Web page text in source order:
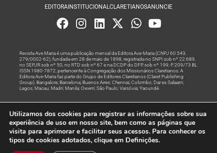
EDITORA INSTITUCIONALCLARETIANOSANUNCIE
Revista Ave Maria é uma publicação mensal da Editora Ave-Maria (CNPJ 60.543.
279/0002-62), fundada em 28 de maio de 1898, registrada no SNPI sob nº 22.689,
no SEPJR sob nº 50, no RTD sob nº 67 e na DCDP do DFP, sob nº 199, P. 209/73 BL
ISSN 1980-7872, pertencente à Congregação dos Missionários Claretianos. A
Editora Ave-Maria faz parte do Grupo de Editores Claretianos (Claret Publishing
Group). Bangalore; Barcelona; Buenos Aires; Chennai; Colombo; Dar es Salaam;
Lagos; Macau; Madri; Manila; Owerri; São Paulo; Varsóvia; Yaoundé.
Rede
© Todos os Direitos Reservados
Utilizamos dos cookies para registrar as informações sobre sua
experiência de uso em nosso site, bem como as páginas que
visita para aprimorar e facilitar seus acessos. Para conhecer os
tipos de cookies adotados, clique em Definições.